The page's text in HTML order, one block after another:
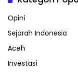
Opini
Sejarah Indonesia
Aceh
Investasi